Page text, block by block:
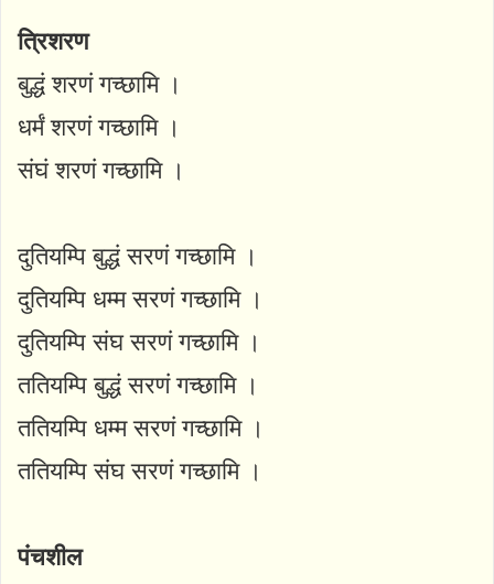
त्रिशरण
बुद्धं शरणं गच्छामि ।
धर्मं शरणं गच्छामि ।
संघं शरणं गच्छामि ।
दुतियम्पि बुद्धं सरणं गच्छामि ।
दुतियम्पि धम्म सरणं गच्छामि ।
दुतियम्पि संघ सरणं गच्छामि ।
ततियम्पि बुद्धं सरणं गच्छामि ।
ततियम्पि धम्म सरणं गच्छामि ।
ततियम्पि संघ सरणं गच्छामि ।
पंचशील